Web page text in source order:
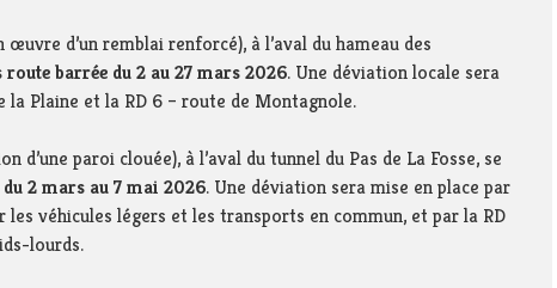
d’un remblai renforcé), à l’aval du hameau des
route barrée du 2 au 27 mars 2026. Une déviation locale sera
la Plaine et la RD 6 – route de Montagnole.
d’une paroi clouée), à l’aval du tunnel du Pas de La Fosse, se
2 mars au 7 mai 2026. Une déviation sera mise en place par
les véhicules légers et les transports en commun, et par la RD
lourds.